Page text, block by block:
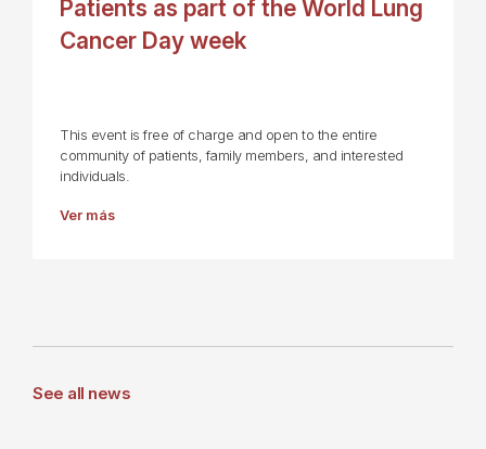
Patients as part of the World Lung
Cancer Day week
This event is free of charge and open to the entire
community of patients, family members, and interested
individuals.
Ver más
See all news